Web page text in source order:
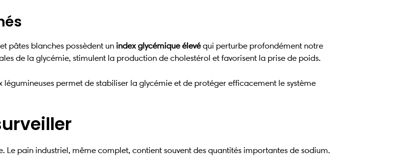
pâtes blanches possèdent un index glycémique élevéqui perturbe profondément notre
de la glycémie, stimulent la production de cholestérol et favorisent la prise de poids.
permet de stabiliser la glycémie et de protéger efficacement le système
Le pain industriel, même complet, contient souvent des quantités importantes de sodium.